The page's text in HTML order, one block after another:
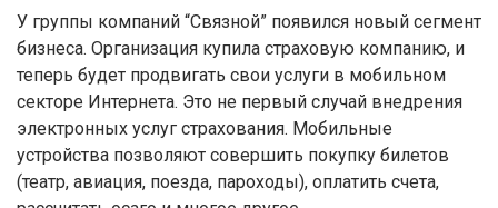
У группы компаний “Связной” появился новый сегмент
бизнеса. Организация купила страховую компанию, и
теперь будет продвигать свои услуги в мобильном
секторе Интернета. Это не первый случай внедрения
электронных услуг страхования. Мобильные
устройства позволяют совершить покупку билетов
(театр, авиация, поезда, пароходы), оплатить счета,